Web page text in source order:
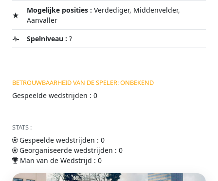
Mogelijke posities : Verdediger, Middenvelder,
Aanvaller
Spelniveau : ?
BETROUWBAARHEID VAN DE SPELER: ONBEKEND
Gespeelde wedstrijden : 0
STATS :
Gespeelde wedstrijden : 0
Georganiseerde wedstrijden : 0
Man van de Wedstrijd : 0